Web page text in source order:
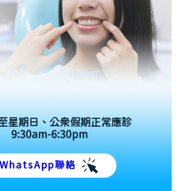
星期日、公眾假期正常應診
9:30am-6:30pm
WhatsApp聯絡